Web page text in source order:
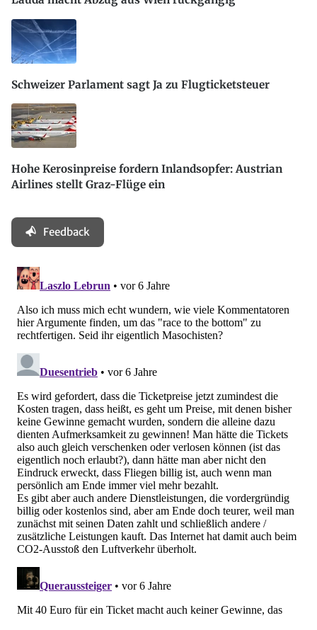
Schweizer Parlament sagt Ja zu Flugticketsteuer
Hohe Kerosinpreise fordern Inlandsopfer: Austrian
Airlines stellt Graz-Flüge ein
Feedback